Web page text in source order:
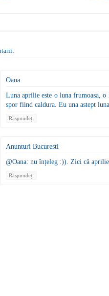
Oana
Luna aprilie este o luna frumoasa,
spor fiind caldura. Eu una astept
Răspundeți
Anunturi Bucuresti
@Oana: nu înțeleg :)). Zici că
Răspundeți